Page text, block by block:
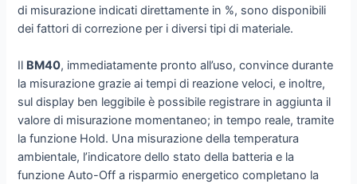
di misurazione indicati direttamente in %, sono disponibili
dei fattori di correzione per i diversi tipi di materiale.
Il BM40, immediatamente pronto all’uso, convince durante
la misurazione grazie ai tempi di reazione veloci, e inoltre,
sul display ben leggibile è possibile registrare in aggiunta il
valore di misurazione momentaneo; in tempo reale, tramite
la funzione Hold. Una misurazione della temperatura
ambientale, l’indicatore dello stato della batteria e la
funzione Auto-Off a risparmio energetico completano la